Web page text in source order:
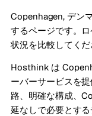
Copenhagen, デン
するページです。
状況を比較してくだ
Hosthink は
ーバーサービスを
路、明確な構成、
延なしで必要とす